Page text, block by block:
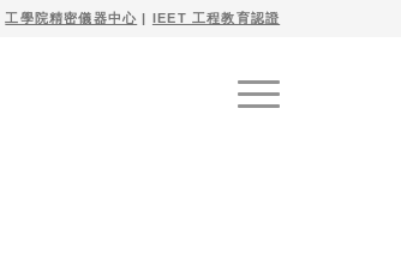
工學院精密儀器中心 | IEET 工程教育認證